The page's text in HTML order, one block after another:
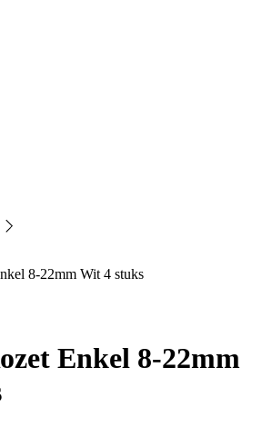
8-22mm Wit 4 stuks
Enkel 8-22mm